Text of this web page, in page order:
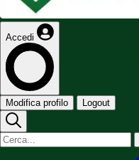
Accedi
Modifica profilo Logout